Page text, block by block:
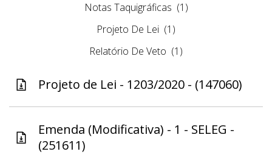
Notas Taquigráficas (1)
Projeto De Lei (1)
Relatório De Veto (1)
Projeto de Lei - 1203/2020 - (147060)
Emenda (Modificativa) - 1 - SELEG -
(251611)